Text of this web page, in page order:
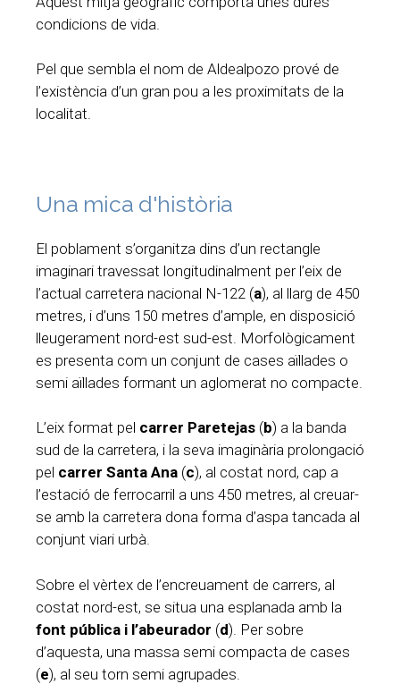
condicions de vida.
Pel que sembla el nom de Aldealpozo prové de
l’existència d’un gran pou a les proximitats de la
localitat.
Una mica d'història
El poblament s’organitza dins d’un rectangle
imaginari travessat longitudinalment per l’eix de
l’actual carretera nacional N-122 (a), al llarg de 450
metres, i d’uns 150 metres d’ample, en disposició
lleugerament nord-est sud-est. Morfològicament
es presenta com un conjunt de cases aïllades o
semi aïllades formant un aglomerat no compacte.
L’eix format pel carrer Paretejas (b) a la banda
sud de la carretera, i la seva imaginària prolongació
pel carrer Santa Ana (c), al costat nord, cap a
l’estació de ferrocarril a uns 450 metres, al creuar-
se amb la carretera dona forma d’aspa tancada al
conjunt viari urbà.
Sobre el vèrtex de l’encreuament de carrers, al
costat nord-est, se situa una esplanada amb la
font pública i l’abeurador (d). Per sobre
d’aquesta, una massa semi compacta de cases
(e), al seu torn semi agrupades.